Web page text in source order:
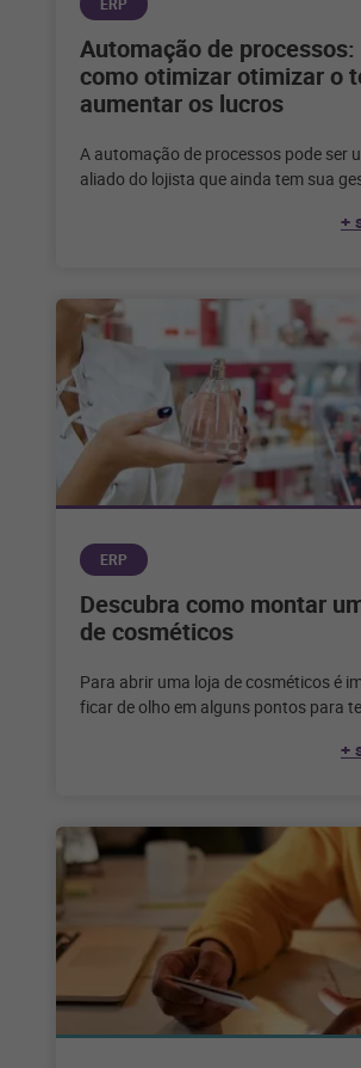
Automação de processos:
como otimizar otimizar o
aumentar os lucros
A automação de processos pode ser
aliado do lojista que ainda tem sua
+
ERP
Descubra como montar
de cosméticos
Para abrir uma loja de cosméticos é
ficar de olho em alguns pontos para
+